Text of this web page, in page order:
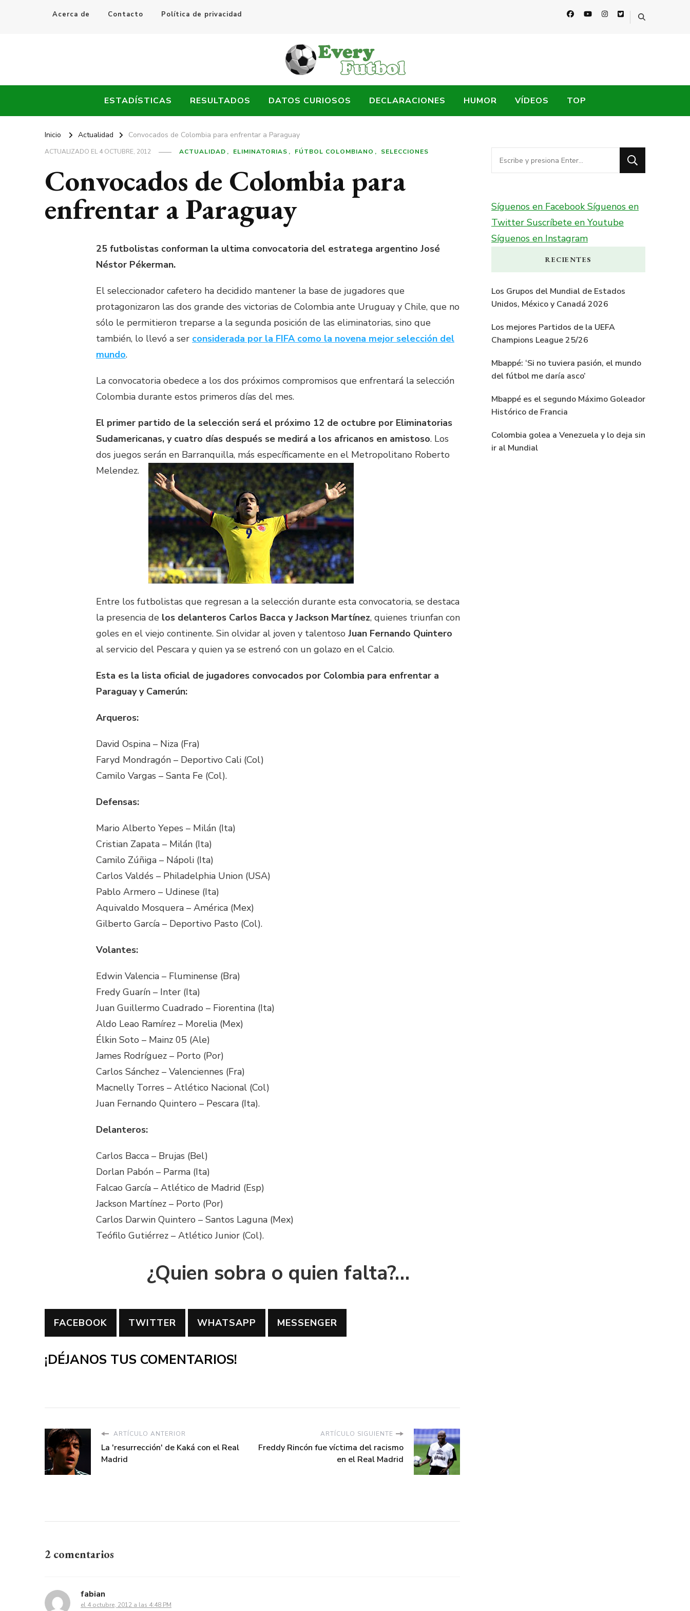
Acerca de Contacto Política de privacidad
Every Fútbol
ESTADÍSTICAS RESULTADOS DATOS CURIOSOS DECLARACIONES HUMOR VÍDEOS TOP
Inicio Actualidad Convocados de Colombia para enfrentar a Paraguay
ACTUALIZADO EL4 OCTUBRE, 2012 ACTUALIDAD ELIMINATORIAS FÚTBOL COLOMBIANO SELECCIONES
Convocados de Colombia para
enfrentar a Paraguay
25 futbolistas conforman la ultima convocatoria del estratega argentino José
Néstor Pékerman.
El seleccionador cafetero ha decidido mantener la base de jugadores que
protagonizaron las dos grande des victorias de Colombia ante Uruguay y Chile, que no
sólo le permitieron treparse a la segunda posición de las eliminatorias, sino que
también, lo llevó a ser considerada por la FIFA como la novena mejor selección del
mundo.
La convocatoria obedece a los dos próximos compromisos que enfrentará la selección
Colombia durante estos primeros días del mes.
El primer partido de la selección será el próximo 12 de octubre por Eliminatorias
Sudamericanas, y cuatro días después se medirá a los africanos en amistoso. Los
dos juegos serán en Barranquilla, más específicamente en el Metropolitano Roberto
Melendez.
Entre los futbolistas que regresan a la selección durante esta convocatoria, se destaca
la presencia de los delanteros Carlos Bacca y Jackson Martínez, quienes triunfan con
goles en el viejo continente. Sin olvidar al joven y talentoso Juan Fernando Quintero
al servicio del Pescara y quien ya se estrenó con un golazo en el Calcio.
Esta es la lista oficial de jugadores convocados por Colombia para enfrentar a
Paraguay y Camerún:
Arqueros:
David Ospina – Niza (Fra)
Faryd Mondragón – Deportivo Cali (Col)
Camilo Vargas – Santa Fe (Col).
Defensas:
Mario Alberto Yepes – Milán (Ita)
Cristian Zapata – Milán (Ita)
Camilo Zúñiga – Nápoli (Ita)
Carlos Valdés – Philadelphia Union (USA)
Pablo Armero – Udinese (Ita)
Aquivaldo Mosquera – América (Mex)
Gilberto García – Deportivo Pasto (Col).
Volantes:
Edwin Valencia – Fluminense (Bra)
Fredy Guarín – Inter (Ita)
Juan Guillermo Cuadrado – Fiorentina (Ita)
Aldo Leao Ramírez – Morelia (Mex)
Élkin Soto – Mainz 05 (Ale)
James Rodríguez – Porto (Por)
Carlos Sánchez – Valenciennes (Fra)
Macnelly Torres – Atlético Nacional (Col)
Juan Fernando Quintero – Pescara (Ita).
Delanteros:
Carlos Bacca – Brujas (Bel)
Dorlan Pabón – Parma (Ita)
Falcao García – Atlético de Madrid (Esp)
Jackson Martínez – Porto (Por)
Carlos Darwin Quintero – Santos Laguna (Mex)
Teófilo Gutiérrez – Atlético Junior (Col).
¿Quien sobra o quien falta?…
FACEBOOK TWITTER WHATSAPP MESSENGER
¡DÉJANOS TUS COMENTARIOS!
ARTÍCULO ANTERIOR
La 'resurrección' de Kaká con el Real
Madrid
ARTÍCULO SIGUIENTE
Freddy Rincón fue víctima del racismo
en el Real Madrid
2 comentarios
fabian
el 4 octubre, 2012 a las 4:48 PM
¿Buscas
algo?
Síguenos en FacebookSíguenos en
Twitter Suscríbete en Youtube
Síguenos en Instagram
RECIENTES
Los Grupos del Mundial de Estados
Unidos, México y Canadá 2026
Los mejores Partidos de la UEFA
Champions League 25/26
Mbappé: ‘Si no tuviera pasión, el mundo
del fútbol me daría asco’
Mbappé es el segundo Máximo Goleador
Histórico de Francia
Colombia golea a Venezuela y lo deja sin
ir al Mundial